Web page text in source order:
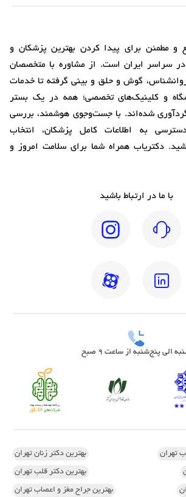
و مطمئن برای پیدا کردن بهترین پزشکان و
در سراسر ایران است. از مشاوره با متخصصان
گوش و حلق و بینی گرفته تا خدمات
و کلینیک‌های تخصصی؛ همه در یک بستر
شده‌اند. با جست‌وجوی هوشمند، بررسی
به اطلاعات کامل پزشکان، انتخاب
دکتریاب همراه شما برای سلامت امروز و
با ما در ارتباط باشید
الی پنج‌شنبه از ساعت 9 صبح
تهران بهترین دکتر زنان تهران
بهترین دکتر قلب تهران
بهترین جراح مغز و اعصاب تهران